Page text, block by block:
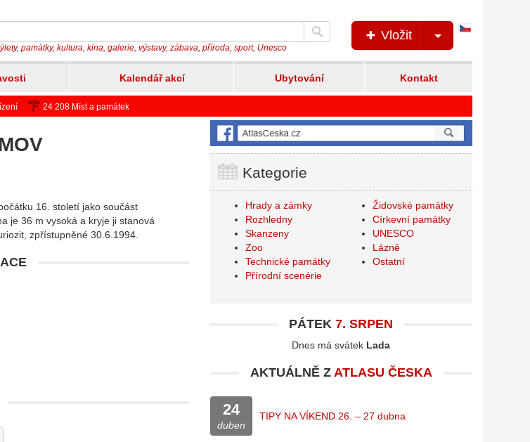
památky, kultura, kina, galerie, výstavy, zábava, příroda, sport, Unesco
Vložit
Kalendář akcí Ubytování Kontakt
24 208 Míst a památek
16. století jako součást
je 36 m vysoká a kryje ji stanová
zpřístupněné 30.6.1994.
Kategorie
Hrady a zámky
Rozhledny
Skanzeny
Zoo
Technické památky
Přírodní scenérie
Židovské památky
Církevní památky
UNESCO
Lázně
Ostatní
PÁTEK7. SRPEN
Dnes má svátek Lada
AKTUÁLNĚ Z ATLASU ČESKA
24
duben
TIPY NA VÍKEND 26. – 27 dubna